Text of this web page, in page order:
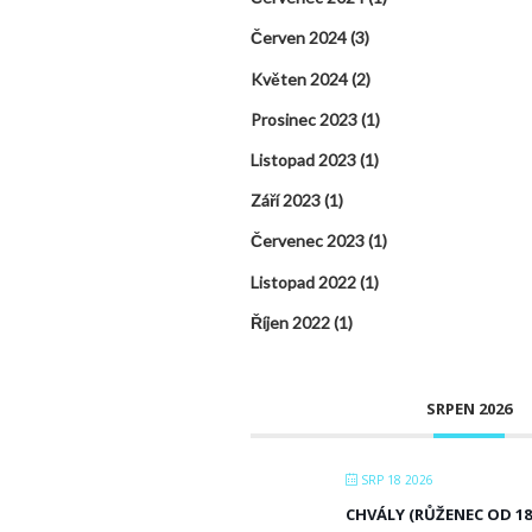
Červen 2024(3)
Květen 2024(2)
Prosinec 2023(1)
Listopad 2023(1)
Září 2023(1)
Červenec 2023(1)
Listopad 2022(1)
Říjen 2022(1)
SRPEN 2026
SRP 18 2026
CHVÁLY (RŮŽENEC OD